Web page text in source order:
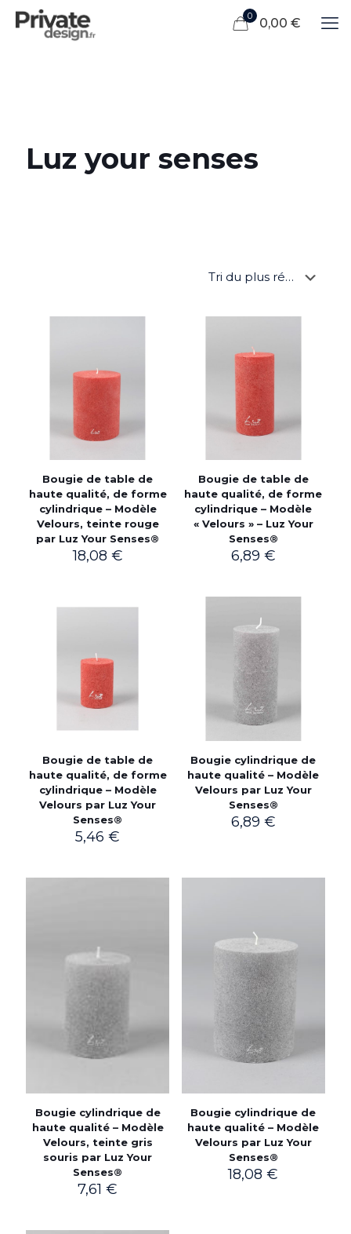
0 0,00 €
Luz your senses
Bougie de table de
haute qualité, de forme
cylindrique – Modèle
Velours, teinte rouge
par Luz Your Senses®
18,08 €
Bougie de table de
haute qualité, de forme
cylindrique – Modèle
« Velours » – Luz Your
Senses®
6,89 €
Bougie de table de
haute qualité, de forme
cylindrique – Modèle
Velours par Luz Your
Senses®
5,46€
Bougie cylindrique de
haute qualité – Modèle
Velours par Luz Your
Senses®
6,89 €
Bougie cylindrique de
haute qualité – Modèle
Velours, teinte gris
souris par Luz Your
Senses®
7,61€
Bougie cylindrique de
haute qualité – Modèle
Velours par Luz Your
Senses®
18,08€